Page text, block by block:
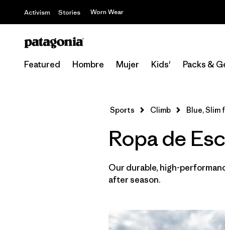
Activism Stories Worn Wear
Featured Hombre Mujer Kids' Packs &
Sports Climb Blue, Slim
Ropa de
Our durable, high-
after season.